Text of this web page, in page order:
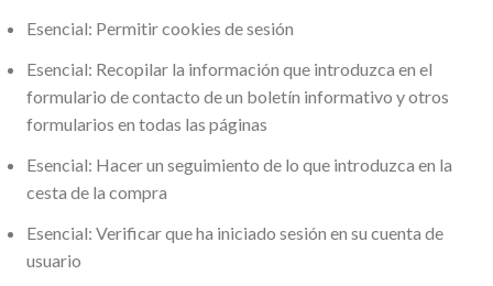
Esencial: Permitir cookies de sesión
Esencial: Recopilar la información que introduzca en el
formulario de contacto de un boletín informativo y otros
formularios en todas las páginas
Esencial: Hacer un seguimiento de lo que introduzca en la
cesta de la compra
Esencial: Verificar que ha iniciado sesión en su cuenta de
usuario